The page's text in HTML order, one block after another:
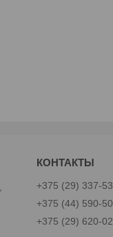
+375 (29) 337-
+375 (44) 590-
+375 (29) 620-